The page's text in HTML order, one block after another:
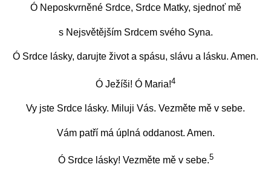
Ó Neposkvrněné Srdce, Srdce Matky, sjednoť mě
s Nejsvětějším Srdcem svého Syna.
Ó Srdce lásky, darujte život a spásu, slávu a lásku. Amen.
Ó Ježíši! Ó Maria!4
Vy jste Srdce lásky. Miluji Vás. Vezměte mě v sebe.
Vám patří má úplná oddanost. Amen.
Ó Srdce lásky! Vezměte mě v sebe.5